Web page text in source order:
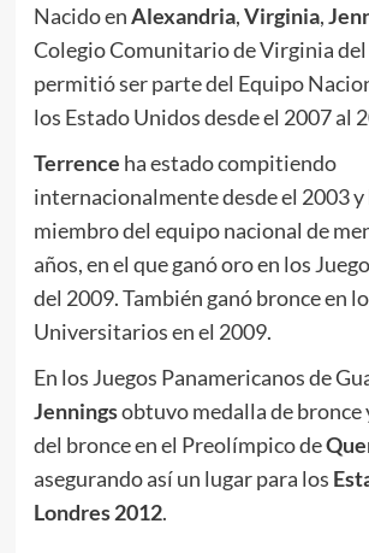
Nacido enAlexandria,Virginia,
Colegio Comunitario de Virginia
permitió ser parte del Equipo
los Estado Unidos desde el 2007 al
Terrence ha estado compitiendo
internacionalmente desde el 2003 y
miembro del equipo nacional de
años, en el que ganó oro en los
del 2009. También ganó bronce en
Universitarios en el 2009.
En los Juegos Panamericanos de
Jenningsobtuvo medalla de bronce
del bronce en el Preolímpico de
asegurando así un lugar para los
Londres 2012.